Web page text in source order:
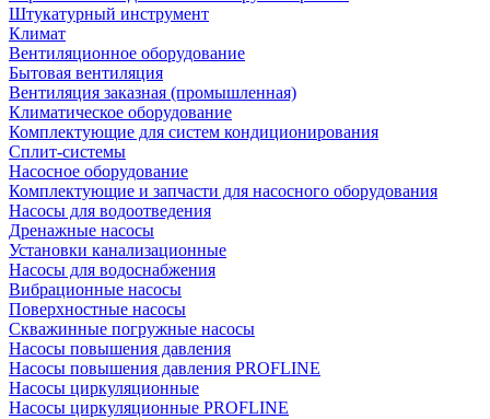
Штукатурный инструмент
Климат
Вентиляционное оборудование
Бытовая вентиляция
Вентиляция заказная (промышленная)
Климатическое оборудование
Комплектующие для систем кондиционирования
Сплит-системы
Насосное оборудование
Комплектующие и запчасти для насосного оборудования
Насосы для водоотведения
Дренажные насосы
Установки канализационные
Насосы для водоснабжения
Вибрационные насосы
Поверхностные насосы
Скважинные погружные насосы
Насосы повышения давления
Насосы повышения давления PROFLINE
Насосы циркуляционные
Насосы циркуляционные PROFLINE